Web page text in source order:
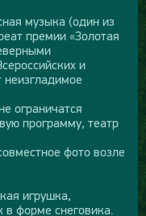
музыка (один из
премии «Золотая
и
неизгладимое
ограничатся
программу, театр
фото возле
игрушка,
в форме снеговика.